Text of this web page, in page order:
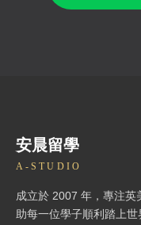
安晨留學
A-STUDIO
成立於 2007 年，專注英
助每一位學子順利踏上世